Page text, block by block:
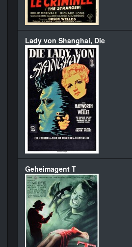
Lady von Shanghai, Die
Geheimagent T